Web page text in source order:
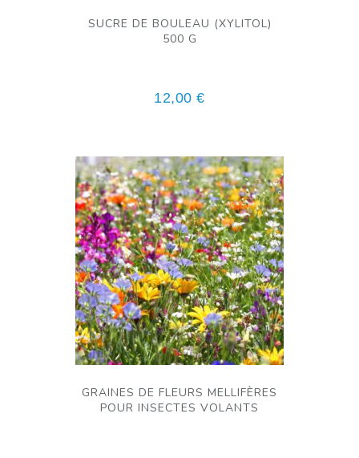
SUCRE DE BOULEAU (XYLITOL)
500 G
12,00€
GRAINES DE FLEURS MELLIFÈRES
POUR INSECTES VOLANTS